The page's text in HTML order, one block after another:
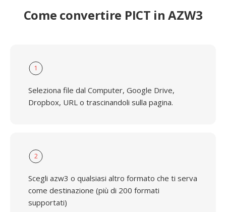
Come convertire PICT in AZW3
1
Seleziona file dal Computer, Google Drive,
Dropbox, URL o trascinandoli sulla pagina.
2
Scegli azw3 o qualsiasi altro formato che ti serva
come destinazione (più di 200 formati
supportati)